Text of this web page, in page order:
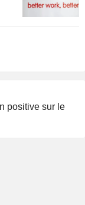
positive sur le